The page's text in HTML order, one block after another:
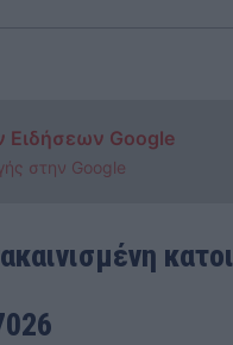
Ειδήσεων Google
στην Google